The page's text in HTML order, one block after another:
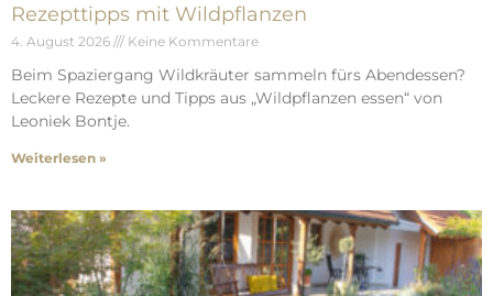
Rezepttipps mit Wildpflanzen
4. August 2026 Keine Kommentare
Beim Spaziergang Wildkräuter sammeln fürs Abendessen?
Leckere Rezepte und Tipps aus „Wildpflanzen essen“ von
Leoniek Bontje.
Weiterlesen »